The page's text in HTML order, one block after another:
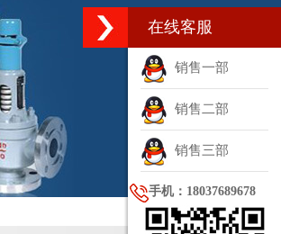
在线客服
销售一部
销售二部
销售三部
手机：18037689678